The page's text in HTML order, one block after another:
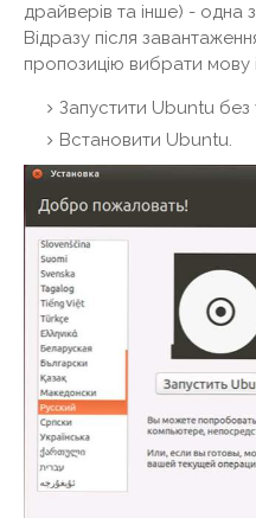
драйверів та інше) - одна
Відразу після
пропозицію вибрати мову
Запустити Ubuntu
Встановити Ubuntu.